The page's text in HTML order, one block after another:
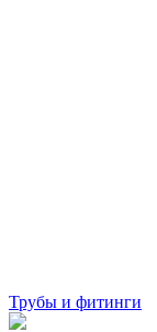
Трубы и фитинги